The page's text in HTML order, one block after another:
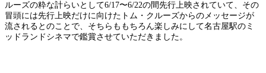
ルーズの粋な計らいとして6/17〜6/22の間先行上映されていて、その
冒頭には先行上映だけに向けたトム・クルーズからのメッセージが
流されるとのことで、そちらももちろん楽しみにして名古屋駅のミ
ッドランドシネマで鑑賞させていただきました。